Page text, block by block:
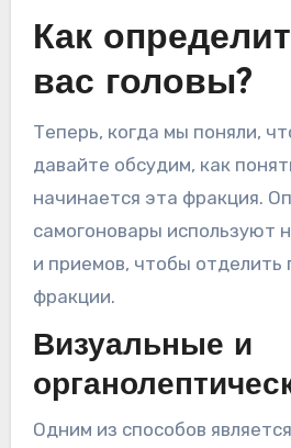
Как
вас головы?
Теперь, когда мы поняли,
давайте обсудим, как
начинается эта фракция.
самогоновары используют
и приемов, чтобы отделить
фракции.
Визуальные и
Одним из способов